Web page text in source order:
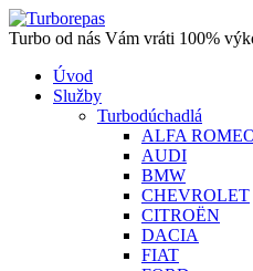
Turbo od nás Vám vráti 100%
Úvod
Služby
Turbodúchadlá
ALFA
AUDI
BMW
CHEVROLET
CITROËN
DACIA
FIAT